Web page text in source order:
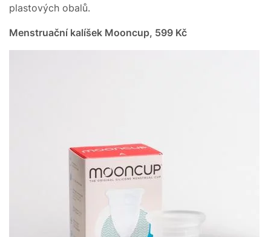
plastových obalů.
Menstruační kalíšek Mooncup, 599 Kč